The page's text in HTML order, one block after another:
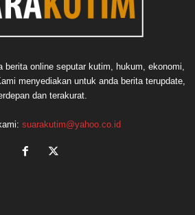
berita online seputar kutim, hukum, ekonomi,
menyediakan untuk anda berita terupdate,
dan terakurat.
suarakutim@yahoo.co.id